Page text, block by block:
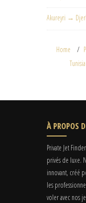
Akureyri →
Home
Tunisia
À PROPOS
Private Jet
privés de luxe.
innovant, créé
les
voler avec nos